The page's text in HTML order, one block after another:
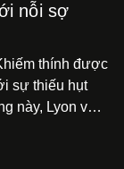
nỗi sợ
thính được
sự thiếu hụt
này, Lyon và
tên Lắng